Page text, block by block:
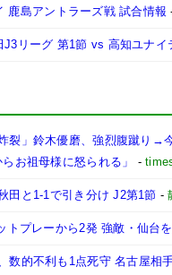
鹿島アントラーズ戦 試合情報
J3リーグ 第1節 vs 高知ユナイ
裂」鈴木優磨、強烈腹蹴り
お祖母様に怒られる」
-
田と1-1で引き分け J2第1節 -
トプレーから2発 強敵・仙台
数的不利も1点死守 名古屋相